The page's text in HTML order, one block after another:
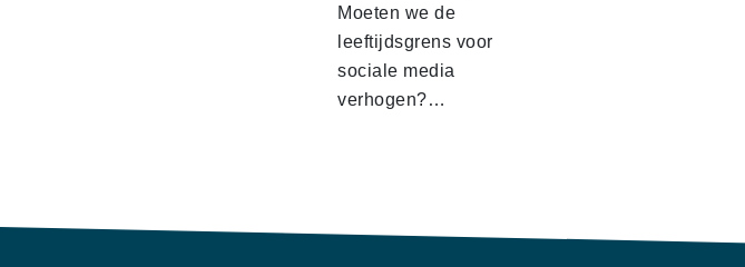
Moeten we de
leeftijdsgrens voor
sociale media
verhogen?…